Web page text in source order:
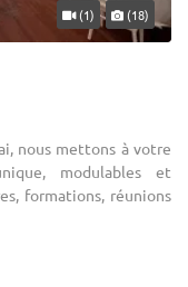
(1) (18)
nous mettons à votre
modulables et
formations, réunions